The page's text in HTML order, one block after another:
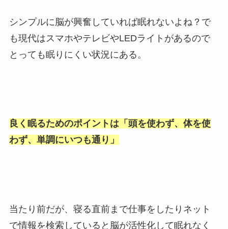
シンプルに脳が興奮していれば眠れないよね？で
も現代はスマホやテレビやLEDライトがあるので
とっても眠りにくい状況にある。
良く眠るためのポイントは「頭を使わず、体を使
わず、単調にいつも通り」
当たり前だが、寝る直前まで仕事をしたりネット
で情報を検索していると脳が活性化して眠れなく